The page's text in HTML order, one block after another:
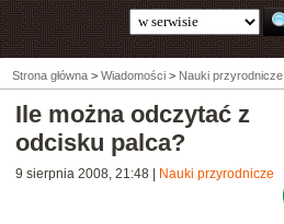
Strona główna > Wiadomości > Nauki przyrodnicze
Ile można odczytać z
odcisku palca?
9 sierpnia 2008, 21:48 Nauki przyrodnicze